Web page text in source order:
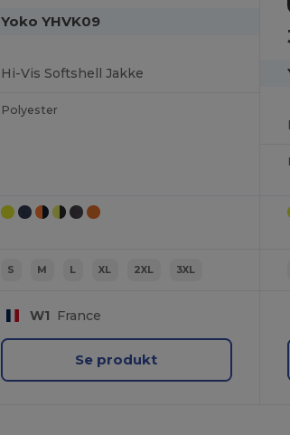
Yoko YHVK09
Hi-Vis Softshell Jakke
Polyester
S M L XL 2XL 3XL
W1 France
Se produkt